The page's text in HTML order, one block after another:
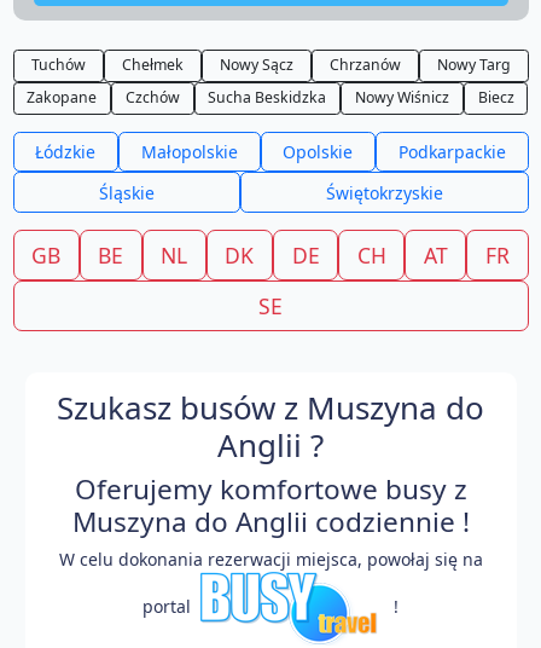
Tuchów Chełmek Nowy Sącz Chrzanów
Nowy Targ
Zakopane
Czchów Sucha Beskidzka Nowy Wiśnicz Biecz
Łódzkie Małopolskie Opolskie
Podkarpackie
Śląskie
Świętokrzyskie
GB BE NL DK DE CH AT
FR
SE
Szukasz busów z Muszyna do
Anglii ?
Oferujemy komfortowe busy z
Muszyna do Anglii codziennie !
W celu dokonania rezerwacji miejsca, powołaj się na
portal !